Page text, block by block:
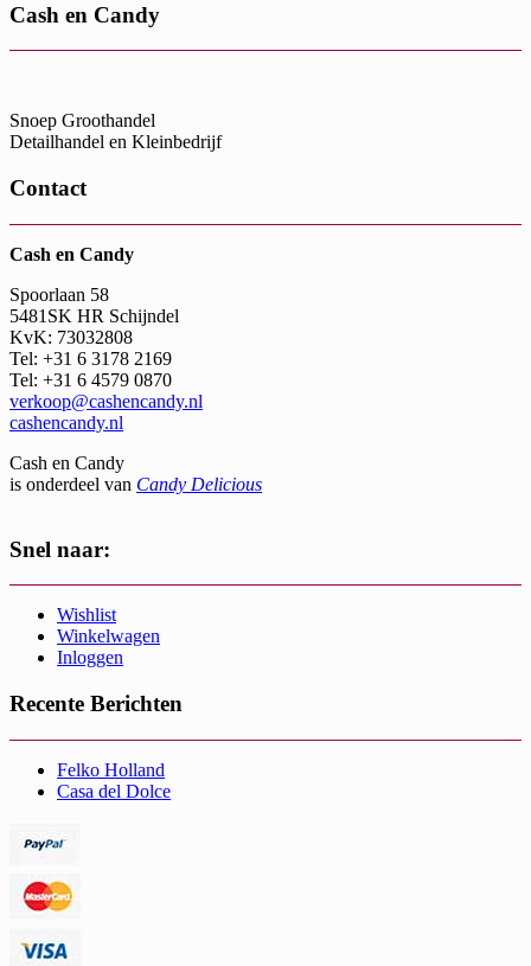
Cash en Candy
Snoep Groothandel
Detailhandel en Kleinbedrijf
Contact
Cash en Candy
Spoorlaan 58
5481SK HR Schijndel
KvK: 73032808
Tel: +31 6 3178 2169
Tel: +31 6 4579 0870
verkoop@cashencandy.nl
cashencandy.nl
Cash en Candy
is onderdeel van Candy Delicious
Snel naar:
Wishlist
Winkelwagen
Inloggen
Recente Berichten
Felko Holland
Casa del Dolce